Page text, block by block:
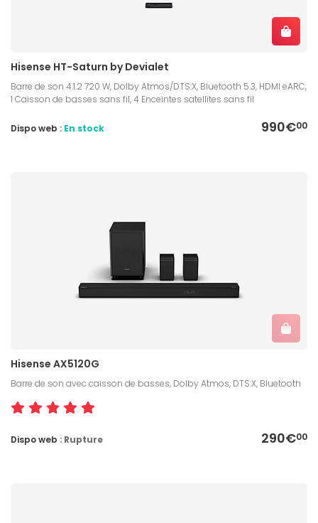
Hisense HT-Saturn by Devialet
Barre de son 4.1.2 720 W, Dolby Atmos/DTS:X, Bluetooth 5.3, HDMI eARC,
1 Caisson de basses sans fil, 4 Enceintes satellites sans fil
990€00
Dispo web : En stock
Hisense AX5120G
Barre de son avec caisson de basses, Dolby Atmos, DTS:X, Bluetooth
290€00
Dispo web : Rupture